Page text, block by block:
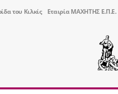
του Κιλκίς Εταιρία ΜΑΧΗΤΗΣ Ε.Π.Ε.